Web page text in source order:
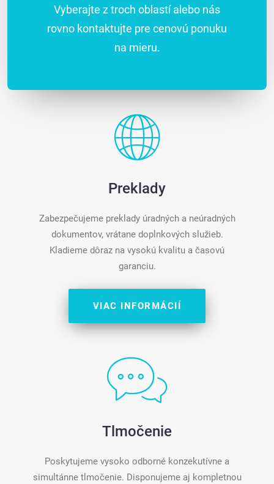
Vyberajte z troch oblastí alebo nás
rovno kontaktujte pre cenovú ponuku
na mieru.
Preklady
Zabezpečujeme preklady úradných a neúradných
dokumentov, vrátane doplnkových služieb.
Kladieme dôraz na vysokú kvalitu a časovú
garanciu.
VIAC INFORMÁCIÍ
Tlmočenie
Poskytujeme vysoko odborné konzekutívne a
simultánne tlmočenie. Disponujeme aj kompletnou